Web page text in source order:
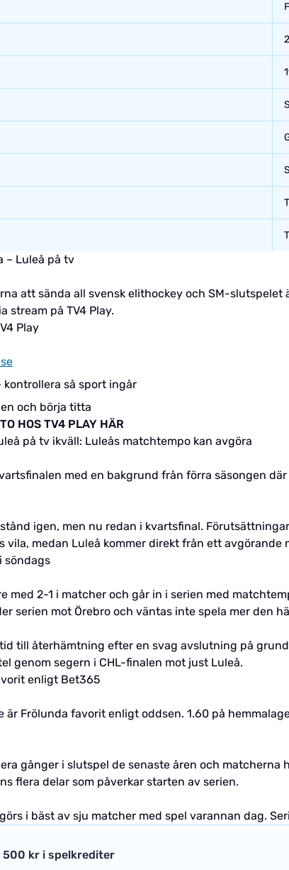
– Luleå på tv
att sända all svensk elithockey och SM-
stream på TV4 Play.
Play
kontrollera så sport ingår
och börja titta
HOS TV4 PLAY HÄR
på tv ikväll: Luleås matchtempo kan avgöra
med en bakgrund från förra säsongen
igen, men nu redan i kvartsfinal.
vila, medan Luleå kommer direkt från ett avgörande
söndags
med 2-1 i matcher och går in i serien med
serien mot Örebro och väntas inte spela mer den
till återhämtning efter en svag avslutning på
genom segern i CHL-finalen mot just Luleå.
enligt Bet365
är Frölunda favorit enligt oddsen. 1.60 på
gånger i slutspel de senaste åren och
flera delar som påverkar starten av serien.
i bäst av sju matcher med spel varannan dag.
500 kr i spelkrediter